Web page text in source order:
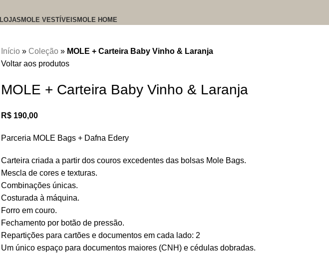
LOJAS MOLE VESTÍVEIS MOLE HOME
Início » Coleção » MOLE + Carteira Baby Vinho & Laranja
Voltar aos produtos
MOLE + Carteira Baby Vinho & Laranja
R$ 190,00
Parceria MOLE Bags + Dafna Edery
Carteira criada a partir dos couros excedentes das bolsas Mole Bags.
Mescla de cores e texturas.
Combinações únicas.
Costurada à máquina.
Forro em couro.
Fechamento por botão de pressão.
Repartições para cartões e documentos em cada lado: 2
Um único espaço para documentos maiores (CNH) e cédulas dobradas.